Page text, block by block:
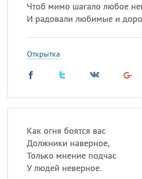
Чтоб мимо шагало любое
И радовали любимые и
Открытка
Как огня боятся вас
Должники наверное,
Только мнение подчас
У людей неверное.